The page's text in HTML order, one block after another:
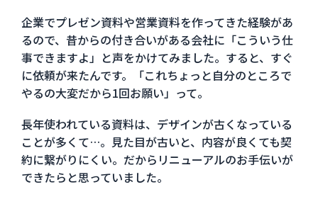
企業でプレゼン資料や営業資料を作ってきた経験があ
るので、昔からの付き合いがある会社に「こういう仕
事できますよ」と声をかけてみました。すると、すぐ
に依頼が来たんです。「これちょっと自分のところで
やるの大変だから1回お願い」って。
長年使われている資料は、デザインが古くなっている
ことが多くて…。見た目が古いと、内容が良くても契
約に繋がりにくい。だからリニューアルのお手伝いが
できたらと思っていました。